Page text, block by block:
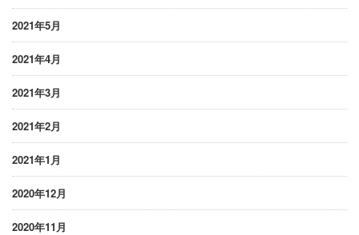
2021年5月
2021年4月
2021年3月
2021年2月
2021年1月
2020年12月
2020年11月